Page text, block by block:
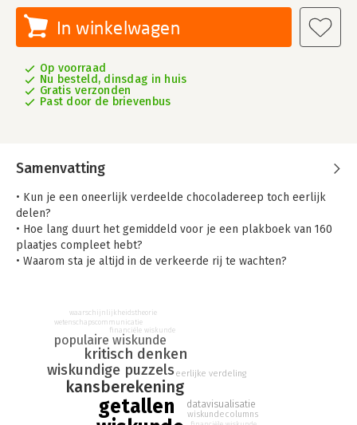
In winkelwagen
Op voorraad
Nu besteld, dinsdag in huis
Gratis verzonden
Past door de brievenbus
Samenvatting
• Kun je een oneerlijk verdeelde chocoladereep toch eerlijk
delen?
• Hoe lang duurt het gemiddeld voor je een plakboek van 160
plaatjes compleet hebt?
• Waarom sta je altijd in de verkeerde rij te wachten?
er 10 procent kans is op regen. Wat zit er achter die getallen?
Wat is de logica achter een BH-maat als 70F en hoe kun je een
miljoenennota van 284.500.000.000 euro begrijpen? Hoe zie je
of een kortingsactie bij de supermarkt gunstig is en hoe kraak
je een alarmcode?
Dit boek combineert grote vragen met vrolijke raadsels en
praktische tips. Als je eenmaal ziet hoe het werkt, blijkt het
allemaal Superlogisch.
getallen
kansberekening
wiskundige puzzels
kritisch denken
populaire wiskunde
datavisualisatie
eerlijke verdeling
wiskundecolumns
financiële wiskunde
wetenschapscommunicatie
waarschijnlijkheidstheorie